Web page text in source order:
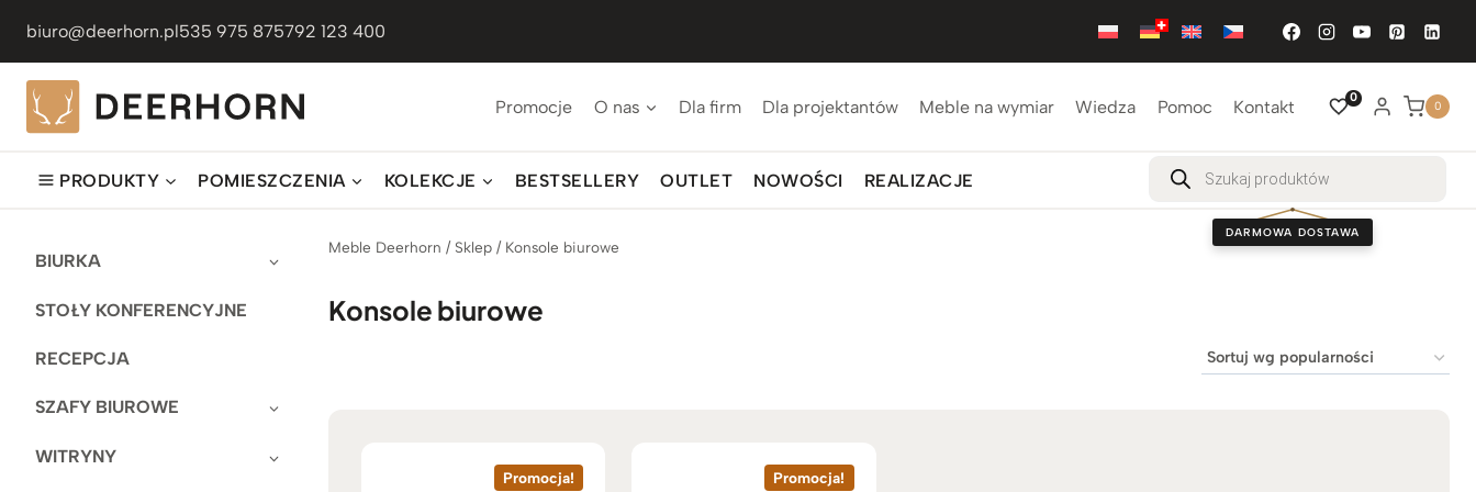
treści
biuro@deerhorn.pl535 975 875792 123 400
Promocje O nas Dla firm Dla projektantów Meble na wymiar Wiedza Pomoc Kontakt 0
0
PRODUKTY POMIESZCZENIA KOLEKCJE BESTSELLERY OUTLET NOWOŚCI REALIZACJE
Wyszukiwarka
produktów
DARMOWA DOSTAWA
BIURKA
STOŁY KONFERENCYJNE
RECEPCJA
SZAFY BIUROWE
WITRYNY
Meble Deerhorn / Sklep / Konsole biurowe
Konsole biurowe
Promocja! Promocja!